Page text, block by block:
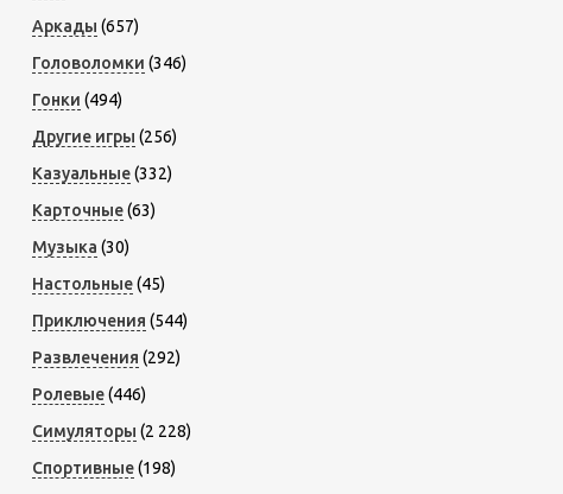
Аркады (657)
Головоломки (346)
Гонки (494)
Другие игры (256)
Казуальные(332)
Карточные(63)
Музыка (30)
Настольные(45)
Приключения (544)
Развлечения (292)
Ролевые(446)
Симуляторы (2 228)
Спортивные(198)